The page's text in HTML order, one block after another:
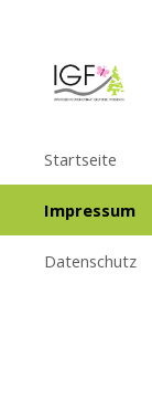
Startseite
Impressum
Datenschutz